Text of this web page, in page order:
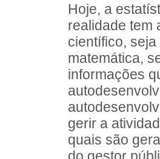
Hoje, a
realidade tem
científico,
matemática,
informações
gerir a
quais são
do gestor